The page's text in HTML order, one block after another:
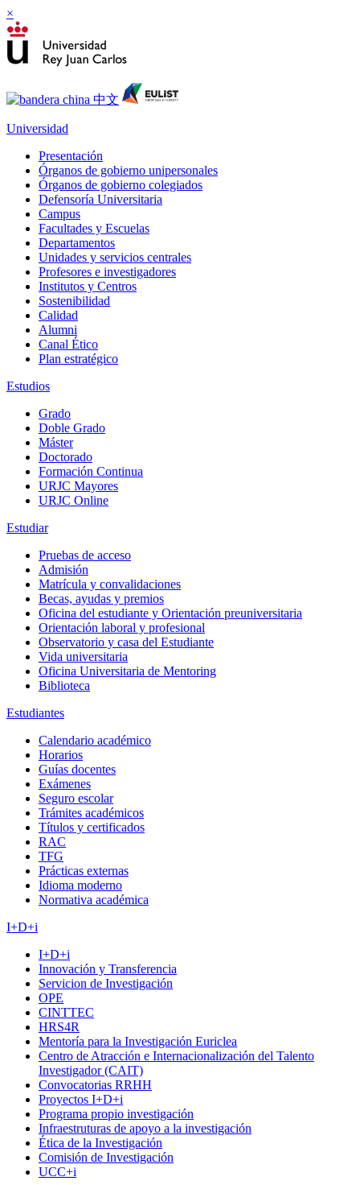
×
Universidad
Presentación
Órganos de gobierno unipersonales
Órganos de gobierno colegiados
Defensoría Universitaria
Campus
Facultades y Escuelas
Departamentos
Unidades y servicios centrales
Profesores e investigadores
Institutos y Centros
Sostenibilidad
Calidad
Alumni
Canal Ético
Plan estratégico
Estudios
Grado
Doble Grado
Máster
Doctorado
Formación Continua
URJC Mayores
URJC Online
Estudiar
Pruebas de acceso
Admisión
Matrícula y convalidaciones
Becas, ayudas y premios
Oficina del estudiante y Orientación preuniversitaria
Orientación laboral y profesional
Observatorio y casa del Estudiante
Vida universitaria
Oficina Universitaria de Mentoring
Biblioteca
Estudiantes
Calendario académico
Horarios
Guías docentes
Exámenes
Seguro escolar
Trámites académicos
Títulos y certificados
RAC
TFG
Prácticas externas
Idioma moderno
Normativa académica
I+D+i
I+D+i
Innovación y Transferencia
Servicion de Investigación
OPE
CINTTEC
HRS4R
Mentoría para la Investigación Euriclea
Centro de Atracción e Internacionalización del Talento
Investigador (CAIT)
Convocatorias RRHH
Proyectos I+D+i
Programa propio investigación
Infraestruturas de apoyo a la investigación
Ética de la Investigación
Comisión de Investigación
UCC+i